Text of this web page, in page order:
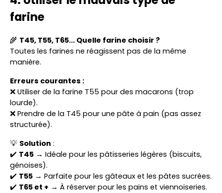
farine
🌾 T45, T55, T65… Quelle farine choisir ?
Toutes les farines ne réagissent pas de la même
manière.
Erreurs courantes :
❌ Utiliser de la farine T55 pour des macarons (trop
lourde).
❌ Prendre de la T45 pour une pâte à pain (pas assez
structurée).
💡 Solution :
✔️ T45 → Idéale pour les pâtisseries légères (biscuits,
génoises).
✔️ T55 → Parfaite pour les gâteaux et les pâtes sucrées.
✔️ T65 et + → À réserver pour les pains et viennoiseries.